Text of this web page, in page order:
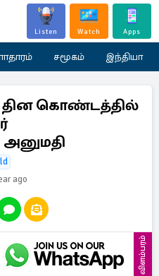
Listen Watch Apps
சமூகம் இந்தியா
தின கொண்டத்தில்
ago
விளம்பரம்